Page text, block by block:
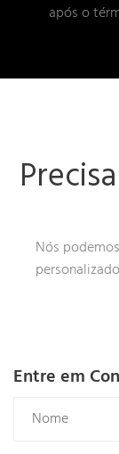
após o
Nós
Entre em